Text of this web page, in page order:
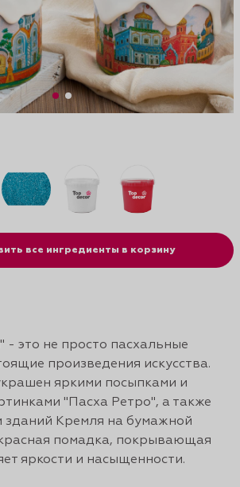
все ингредиенты в корзину
- это не просто пасхальные
произведения искусства.
яркими посыпками и
"Пасха Ретро", а также
зданий Кремля на бумажной
помадка, покрывающая
яркости и насыщенности.